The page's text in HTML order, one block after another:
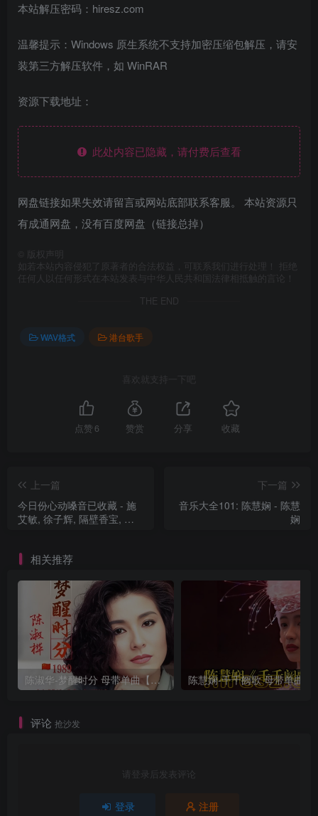
本站解压密码：hiresz.com
温馨提示：Windows 原生系统不支持加密压缩包解压，请安
装第三方解压软件，如 WinRAR
资源下载地址：
此处内容已隐藏，请付费后查看
网盘链接如果失效请留言或网站底部联系客服。 本站资源只
有成通网盘，没有百度网盘（链接总掉）
版权声明
如若本站内容侵犯了原著者的合法权益，可联系我们进行处理！ 拒绝
任何人以任何形式在本站发表与中华人民共和国法律相抵触的言论！
THE END
WAV格式 港台歌手
喜欢就支持一下吧
点赞 6 赞赏 分享 收藏
上一篇
今日份心动嗓音已收藏 - 施
艾敏, 徐子辉, 隔壁香宝, 柔
下一篇
音乐大全101: 陈慧娴 - 陈慧
娴
相关推荐
陈淑华-梦醒时分 母带单曲【试听】
评论 抢沙发
请登录后发表评论
登录 注册